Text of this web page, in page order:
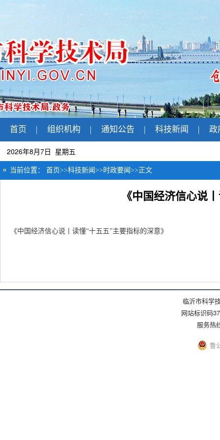
首页 | 组织机构 | 通知公告 | 科技新闻 | 政
2026年8月7日 星期五
当前位置： 首页>>科技新闻 >> 时政要闻 >> 正文
《中国经济信心说
《中国经济信心说丨读懂“十五五”主要指标的深意》
临沂市科学
网站标识码
服务热
鲁